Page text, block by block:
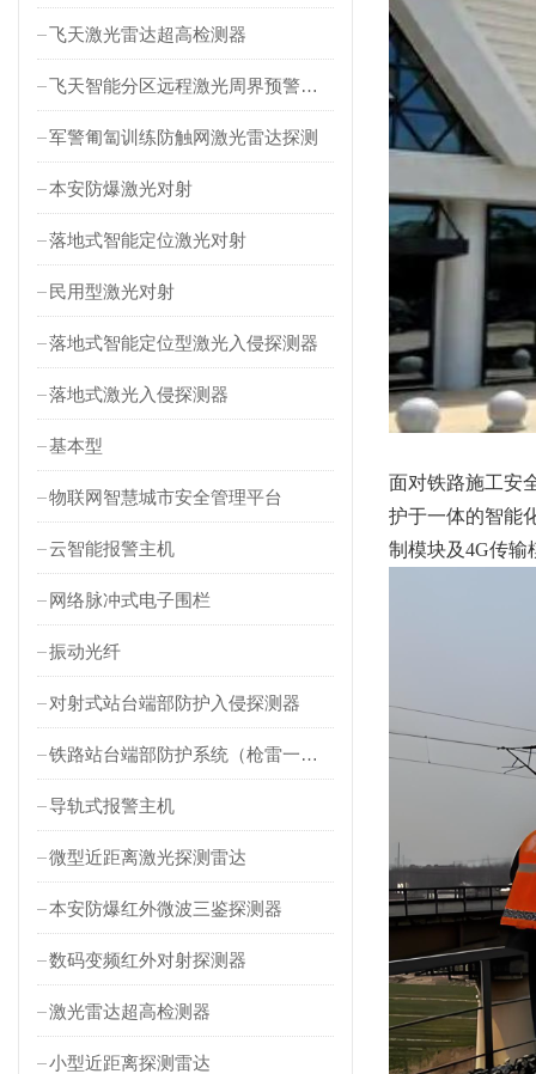
飞天激光雷达超高检测器
飞天智能分区远程激光周界预警雷达
军警匍匐训练防触网激光雷达探测
本安防爆激光对射
落地式智能定位激光对射
民用型激光对射
落地式智能定位型激光入侵探测器
落地式激光入侵探测器
基本型
物联网智慧城市安全管理平台
云智能报警主机
网络脉冲式电子围栏
振动光纤
对射式站台端部防护入侵探测器
铁路站台端部防护系统（枪雷一体）
导轨式报警主机
微型近距离激光探测雷达
本安防爆红外微波三鉴探测器
数码变频红外对射探测器
激光雷达超高检测器
小型近距离探测雷达
面对铁路施工安
护于一体的智能
制模块及4G传输